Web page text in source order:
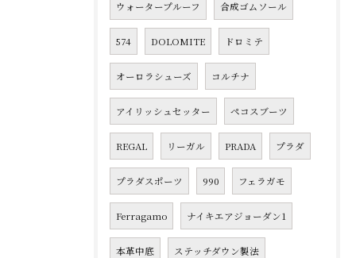
ウォータープルーフ 合成ゴムソール
574 DOLOMITE ドロミテ
オーロラシューズ コルチナ
アイリッシュセッター ペコスブーツ
REGAL リーガル PRADA プラダ
プラダスポーツ 990 フェラガモ
Ferragamo ナイキエアジョーダン1
本革中底 ステッチダウン製法